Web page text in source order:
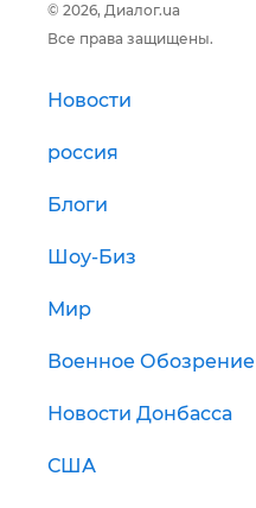
© 2026, Диалог.ua
Все права защищены.
Новости
россия
Блоги
Шоу-Биз
Мир
Военное Обозрение
Новости Донбасса
США